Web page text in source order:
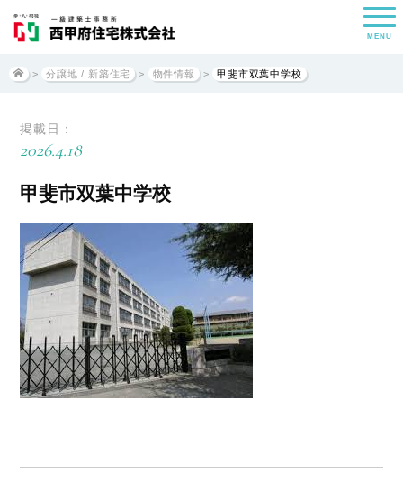
MENU
> 分譲地 / 新築住宅 > 物件情報 > 甲斐市双葉中学校
掲載日：
2026.4.18
甲斐市双葉中学校